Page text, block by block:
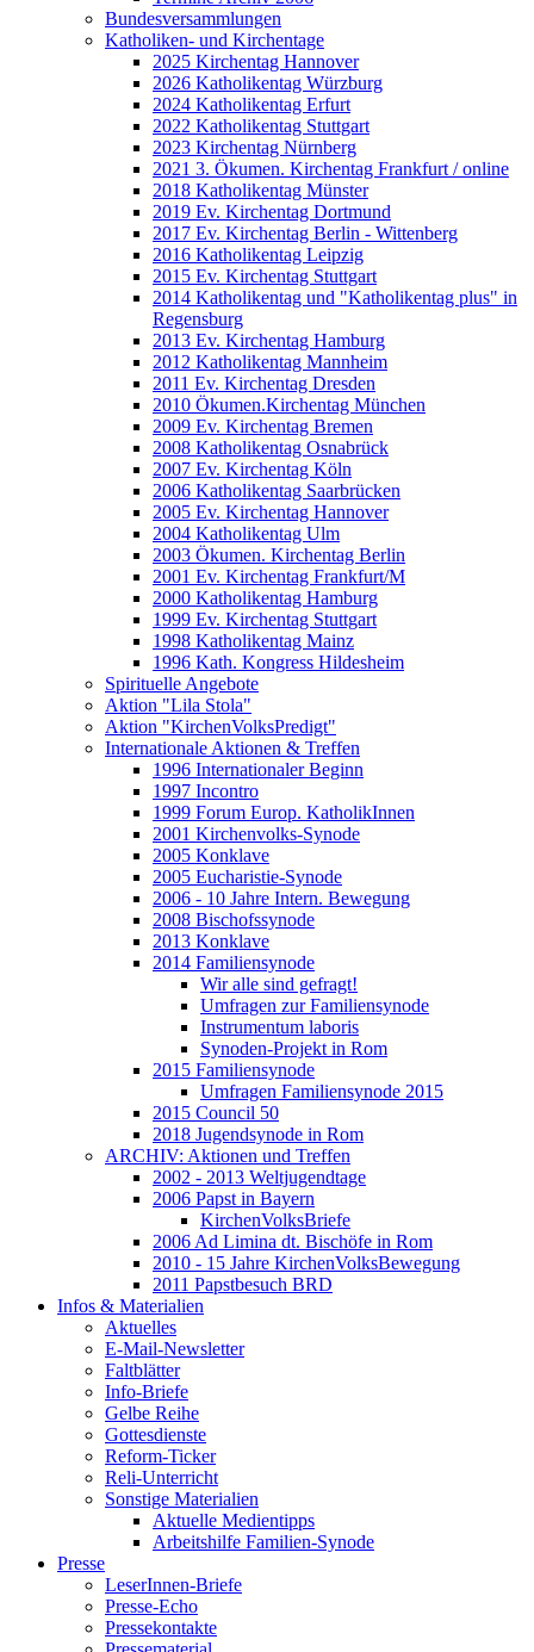
Bundesversammlungen
Katholiken- und Kirchentage
2025 Kirchentag Hannover
2026 Katholikentag Würzburg
2024 Katholikentag Erfurt
2022 Katholikentag Stuttgart
2023 Kirchentag Nürnberg
2021 3. Ökumen. Kirchentag Frankfurt / online
2018 Katholikentag Münster
2019 Ev. Kirchentag Dortmund
2017 Ev. Kirchentag Berlin - Wittenberg
2016 Katholikentag Leipzig
2015 Ev. Kirchentag Stuttgart
2014 Katholikentag und "Katholikentag plus" in
Regensburg
2013 Ev. Kirchentag Hamburg
2012 Katholikentag Mannheim
2011 Ev. Kirchentag Dresden
2010 Ökumen.Kirchentag München
2009 Ev. Kirchentag Bremen
2008 Katholikentag Osnabrück
2007 Ev. Kirchentag Köln
2006 Katholikentag Saarbrücken
2005 Ev. Kirchentag Hannover
2004 Katholikentag Ulm
2003 Ökumen. Kirchentag Berlin
2001 Ev. Kirchentag Frankfurt/M
2000 Katholikentag Hamburg
1999 Ev. Kirchentag Stuttgart
1998 Katholikentag Mainz
1996 Kath. Kongress Hildesheim
Spirituelle Angebote
Aktion "Lila Stola"
Aktion "KirchenVolksPredigt"
Internationale Aktionen & Treffen
1996 Internationaler Beginn
1997 Incontro
1999 Forum Europ. KatholikInnen
2001 Kirchenvolks-Synode
2005 Konklave
2005 Eucharistie-Synode
2006 - 10 Jahre Intern. Bewegung
2008 Bischofssynode
2013 Konklave
2014 Familiensynode
Wir alle sind gefragt!
Umfragen zur Familiensynode
Instrumentum laboris
Synoden-Projekt in Rom
2015 Familiensynode
Umfragen Familiensynode 2015
2015 Council 50
2018 Jugendsynode in Rom
ARCHIV: Aktionen und Treffen
2002 - 2013 Weltjugendtage
2006 Papst in Bayern
KirchenVolksBriefe
2006 Ad Limina dt. Bischöfe in Rom
2010 - 15 Jahre KirchenVolksBewegung
2011 Papstbesuch BRD
Infos & Materialien
Aktuelles
E-Mail-Newsletter
Faltblätter
Info-Briefe
Gelbe Reihe
Gottesdienste
Reform-Ticker
Reli-Unterricht
Sonstige Materialien
Aktuelle Medientipps
Arbeitshilfe Familien-Synode
Presse
LeserInnen-Briefe
Presse-Echo
Pressekontakte